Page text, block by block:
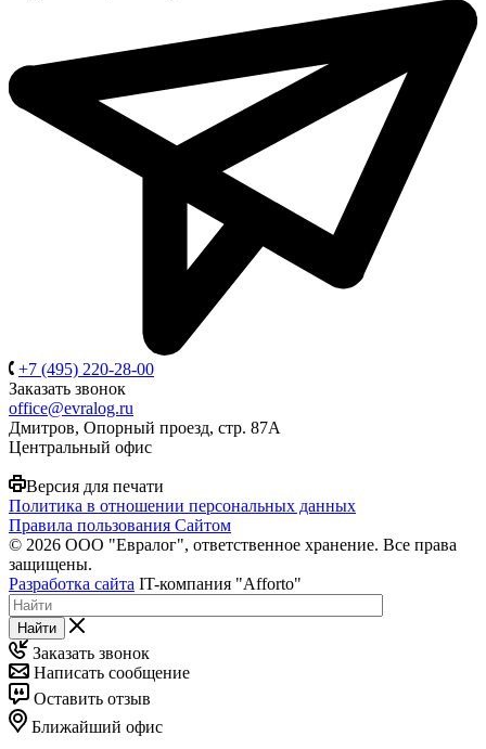
+7 (495) 220-28-00
Заказать звонок
office@evralog.ru
Дмитров, Опорный проезд, стр. 87А
Центральный офис
Версия для печати
Политика в отношении персональных данных
Правила пользования Сайтом
© 2026 ООО "Евралог", ответственное хранение. Все права
защищены.
Разработка сайта IT-компания "Afforto"
Найти
Заказать звонок
Написать сообщение
Оставить отзыв
Ближайший офис